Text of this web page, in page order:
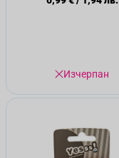
Изчерпан